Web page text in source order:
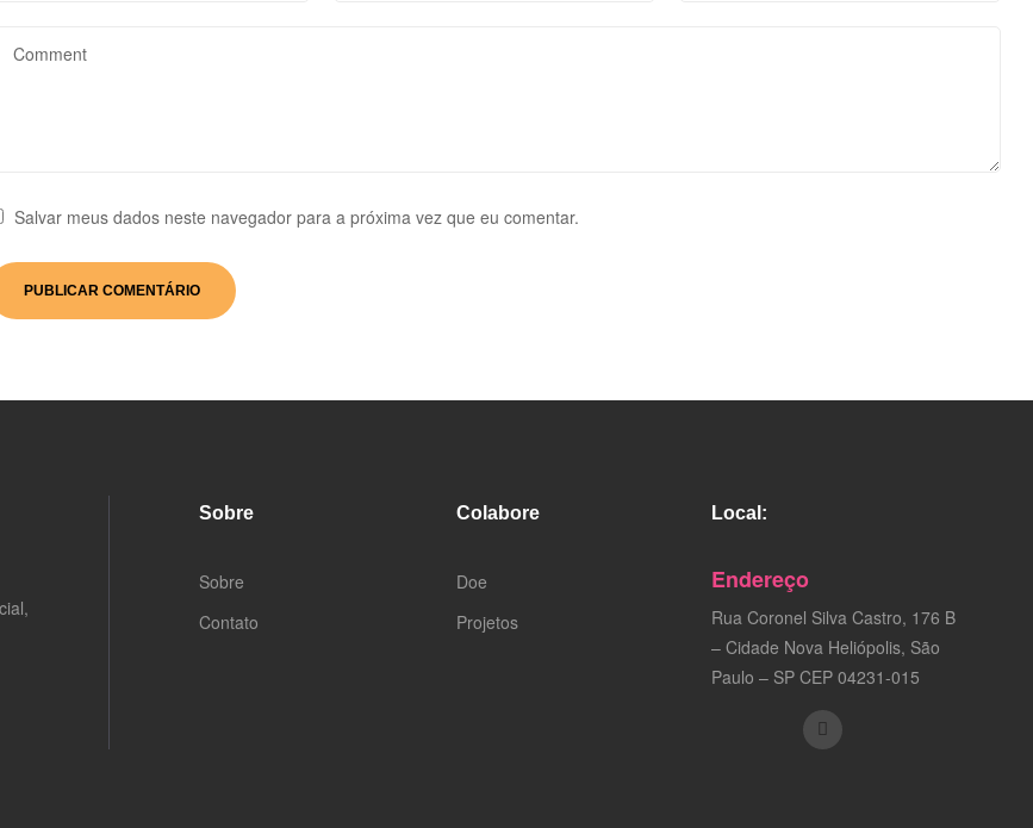
Salvar meus dados neste navegador para a próxima vez que eu comentar.
Sobre
Sobre
Contato
Colabore
Doe
Projetos
Local:
Endereço
Rua Coronel Silva Castro, 176 B
– Cidade Nova Heliópolis, São
Paulo – SP CEP 04231-015